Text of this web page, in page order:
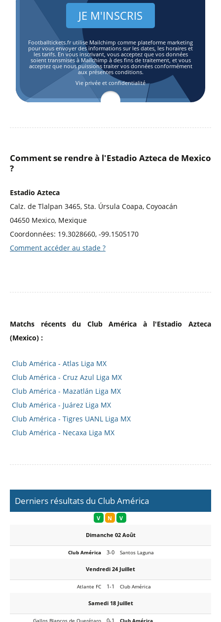
Footballtickets.fr utilise Mailchimp comme plateforme marketing
pour vous envoyer des informations sur les dates, les horaires et
les tarifs. En vous inscrivant, vous acceptez que vos données
soient transmises à Mailchimp à des fins de traitement, et vous
acceptez que nous puissions traiter vos données conformément
aux présentes conditions.
Vie privée et confidentialité
Comment se rendre à l'Estadio Azteca de Mexico
?
Estadio Azteca
Calz. de Tlalpan 3465, Sta. Úrsula Coapa, Coyoacán
04650 Mexico, Mexique
Coordonnées: 19.3028660, -99.1505170
Comment accéder au stade ?
Matchs récents du Club América à l'Estadio Azteca
(Mexico) :
Club América - Atlas Liga MX
Club América - Cruz Azul Liga MX
Club América - Mazatlán Liga MX
Club América - Juárez Liga MX
Club América - Tigres UANL Liga MX
Club América - Necaxa Liga MX
Derniers résultats du Club América
V N V
Dimanche 02 Août
Club América 3-0 Santos Laguna
Vendredi 24 Juillet
Atlante FC 1-1 Club América
Samedi 18 Juillet
Gallos Blancos de Querétaro 0-1 Club América